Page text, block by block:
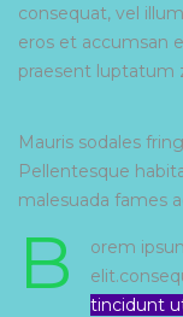
consequat, vel
eros et accumsan
praesent luptatum
Mauris sodales
Pellentesque
malesuada fames
B orem
tincidunt